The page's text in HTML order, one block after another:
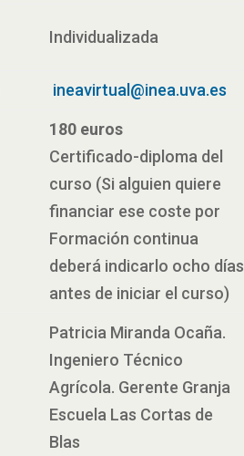
Individualizada
ineavirtual@inea.uva.es
180 euros
Certificado-diploma del
curso (Si alguien quiere
financiar ese coste por
Formación continua
deberá indicarlo ocho días
antes de iniciar el curso)
Patricia Miranda Ocaña.
Ingeniero Técnico
Agrícola. Gerente Granja
Escuela Las Cortas de
Blas